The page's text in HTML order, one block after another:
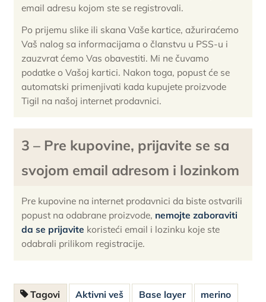
email adresu kojom ste se registrovali.
Po prijemu slike ili skana Vaše kartice, ažuriraćemo
Vaš nalog sa informacijama o članstvu u PSS-u i
zauzvrat ćemo Vas obavestiti. Mi ne čuvamo
podatke o Vašoj kartici. Nakon toga, popust će se
automatski primenjivati kada kupujete proizvode
Tigil na našoj internet prodavnici.
3 – Pre kupovine, prijavite se sa
svojom email adresom i lozinkom
Pre kupovine na internet prodavnici da biste ostvarili
popust na odabrane proizvode, nemojte zaboraviti
da se prijavite koristeći email i lozinku koje ste
odabrali prilikom registracije.
Tagovi Aktivni veš Base layer
merino